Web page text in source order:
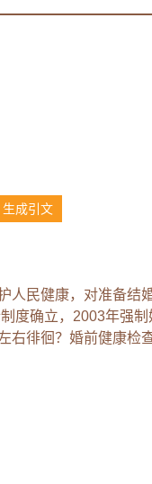
生成引文
人民健康，对准备结
度确立，2003年强
右徘徊？婚前健康检